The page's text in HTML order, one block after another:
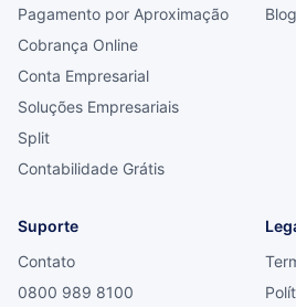
Pagamento por Aproximação
Cobrança Online
Conta Empresarial
Soluções Empresariais
Split
Contabilidade Grátis
Blog
Suporte
Contato
0800 989 8100